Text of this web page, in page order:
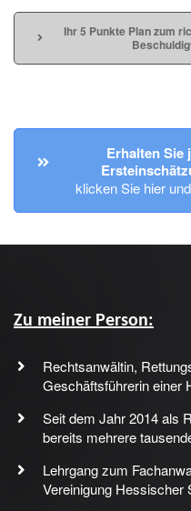
Ihr 5 Punkte Plan zum
Erhalten Sie
klicken Sie hier
Zu meiner Person:
Rechtsanwältin,
Geschäftsführerin einer
Seit dem Jahr 2014 als
bereits mehrere
Lehrgang zum
Vereinigung Hessischer